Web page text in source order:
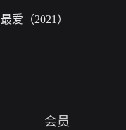
最爱（2021）
会员